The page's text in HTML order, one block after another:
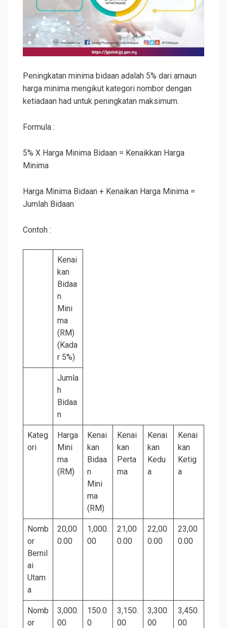
Peningkatan minima bidaan adalah 5% dari amaun
harga minima mengikut kategori nombor dengan
ketiadaan had untuk peningkatan maksimum.
Formula :
5% X Harga Minima Bidaan = Kenaikkan Harga
Minima
Harga Minima Bidaan + Kenaikan Harga Minima =
Jumlah Bidaan
Contoh :
Kenai
kan
Bidaa
n
Mini
ma
(RM)
(Kada
r 5%)
Jumla
h
Bidaa
n
Kateg
ori
Harga
Mini
ma
(RM)
Kenai
kan
Bidaa
n
Mini
ma
(RM)
Kenai
kan
Perta
ma
Kenai
kan
Kedu
a
Kenai
kan
Ketig
a
Nomb
or
Bernil
ai
Utam
a
20,00
0.00
1,000.
00
21,00
0.00
22,00
0.00
23,00
0.00
Nomb
or
3,000.
00
150.0
0
3,150.
00
3,300.
00
3,450.
00